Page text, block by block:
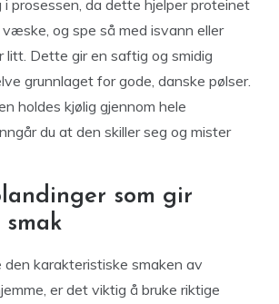
prosessen, da dette hjelper proteinet
og spe så med isvann eller
litt. Dette gir en saftig og smidig
grunnlaget for gode, danske pølser.
holdes kjølig gjennom hele
du at den skiller seg og mister
som gir
den karakteristiske smaken av
er det viktig å bruke riktige